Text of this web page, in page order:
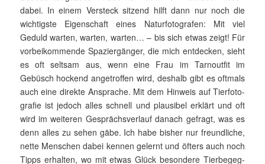
dabei. In einem Versteck sitzend hilft dann nur noch die
wichtigste Eigenschaft eines Naturfotografen: Mit viel
Geduld war­ten, warten, warten… – bis sich etwas zeigt! Für
vorbeikommende Spaziergänger, die mich entdecken, sieht
es oft seltsam aus, wenn eine Frau im Tarnoutfit im
Gebüsch hockend angetroffen wird, deshalb gibt es oftmals
auch eine direkte An­sprache. Mit dem Hinweis auf Tier­foto­
grafie ist jedoch alles schnell und plausibel erklärt und oft
wird im weiteren Gesprächsverlauf da­nach gefragt, was es
denn alles zu sehen gäbe. Ich habe bisher nur freundliche,
nette Menschen dabei kennen gelernt und öfters auch noch
Tipps erhalten, wo mit etwas Glück besondere Tier­be­geg­